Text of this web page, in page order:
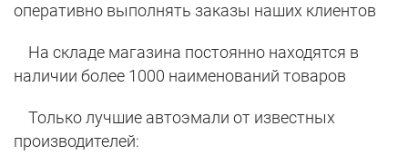
оперативно выполнять заказы наших клиентов
На складе магазина постоянно находятся в
наличии более 1000 наименований товаров
Только лучшие автоэмали от известных
производителей: